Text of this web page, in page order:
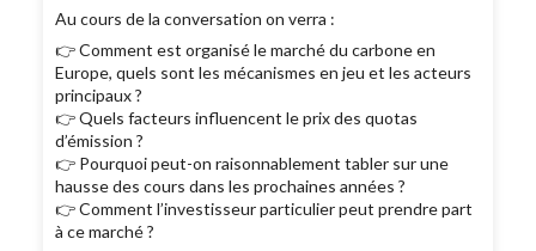
Au cours de la conversation on verra :
👉 Comment est organisé le marché du carbone en
Europe, quels sont les mécanismes en jeu et les acteurs
principaux ?
👉 Quels facteurs influencent le prix des quotas
d’émission ?
👉 Pourquoi peut-on raisonnablement tabler sur une
hausse des cours dans les prochaines années ?
👉 Comment l’investisseur particulier peut prendre part
à ce marché ?